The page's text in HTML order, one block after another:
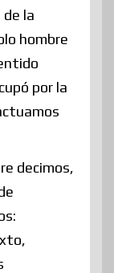
la
hombre
por la
decimos,